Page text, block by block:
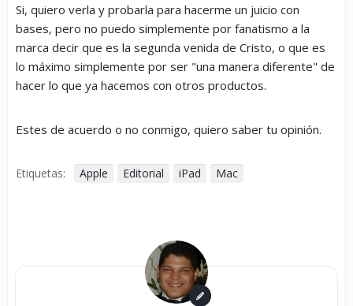
Si, quiero verla y probarla para hacerme un juicio con
bases, pero no puedo simplemente por fanatismo a la
marca decir que es la segunda venida de Cristo, o que es
lo máximo simplemente por ser "una manera diferente" de
hacer lo que ya hacemos con otros productos.
Estes de acuerdo o no conmigo, quiero saber tu opinión.
Etiquetas: Apple Editorial iPad Mac